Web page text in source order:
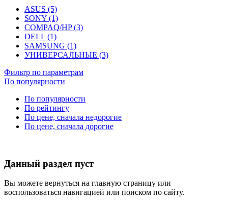
ASUS (5)
SONY (1)
COMPAQ/HP (3)
DELL (1)
SAMSUNG (1)
УНИВЕРСАЛЬНЫЕ (3)
Фильтр по параметрам
По популярности
По популярности
По рейтингу
По цене, сначала недорогие
По цене, сначала дорогие
Данный раздел пуст
Вы можете вернуться на главную страницу или
воспользоваться навигацией или поиском по сайту.